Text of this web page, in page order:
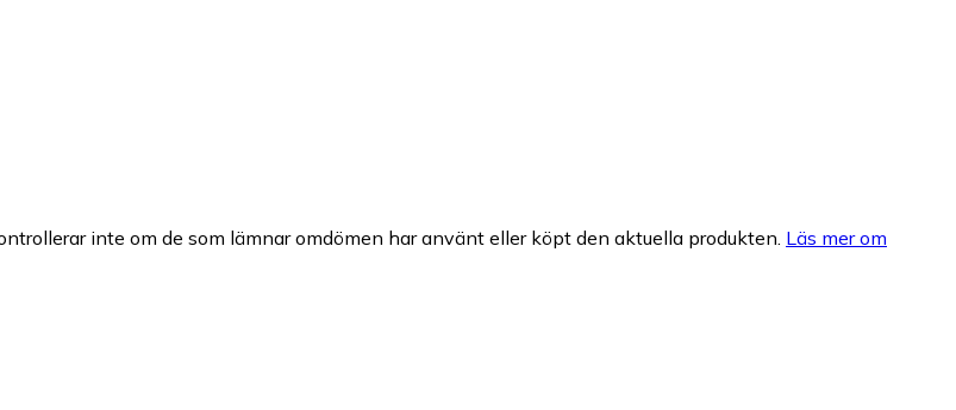
inte om de som lämnar omdömen har använt eller köpt den aktuella produkten. Läs mer om